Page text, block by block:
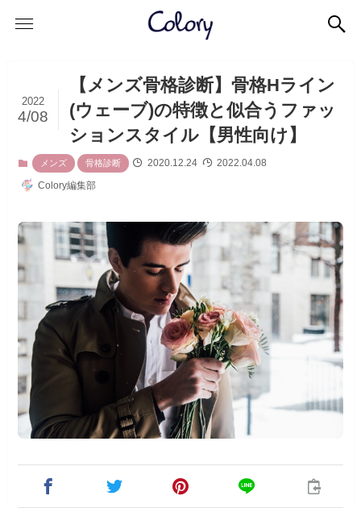
【メンズ骨格診断】骨格Hライン
(ウェーブ)の特徴と似合うファッ
ションスタイル【男性向け】
2022
4/08
メンズ 骨格診断 2020.12.24
2022.04.08
Colory編集部